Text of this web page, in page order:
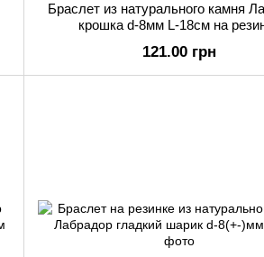
Браслет из натурального камня
крошка d-8мм L-18см на
121.00 грн